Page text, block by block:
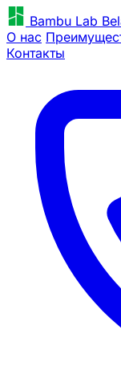
Bambu Lab
О нас
Контакты